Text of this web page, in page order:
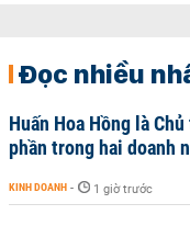
Đọc nhiều
Huấn Hoa Hồng là
phần trong hai doanh
KINH DOANH - 1 giờ trước